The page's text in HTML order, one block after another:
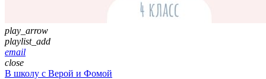
play_arrow
playlist_add
email
close
В школу с Верой и Фомой